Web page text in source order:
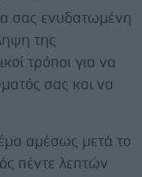
σας ενυδατωμένη
της
τρόποι για να
σας και να
αμέσως μετά το
πέντε λεπτών